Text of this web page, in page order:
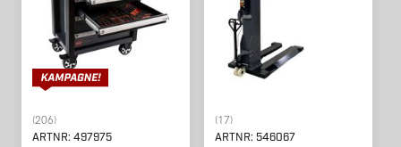
(206)
ARTNR: 497975
(17)
ARTNR: 546067